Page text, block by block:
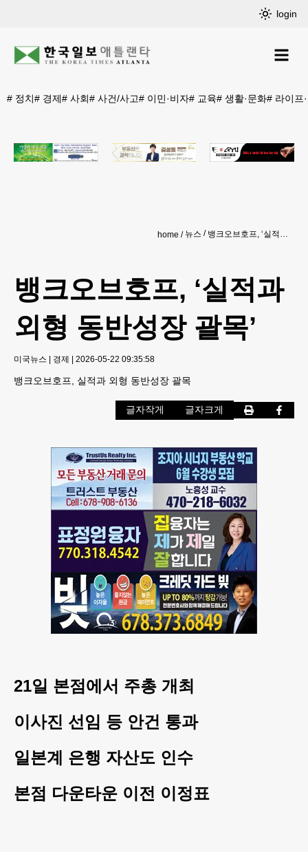
login
# 정치# 경제# 사회# 사건/사고# 이민·비자# 교육# 생활·문화# 라이프
home 뉴스 뱅크오브호프, ‘실적과 외형 동반성장 괄목’
뱅크오브호프, ‘실적과
외형 동반성장 괄목’
미국뉴스 | 경제 | 2026-05-22 09:35:58
뱅크오브호프, 실적과 외형 동반성장 괄목
글자작게 글자크게
21일 본점에서 주총 개최
이사진 선임 등 안건 통과
일본계 은행 자산도 인수
본점 다운타운 이전 이정표